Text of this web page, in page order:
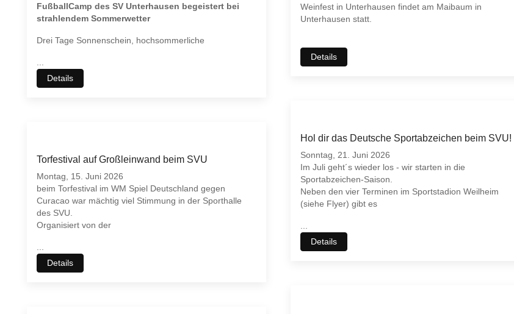
FußballCamp des SV Unterhausen begeistert bei
strahlendem Sommerwetter
Drei Tage Sonnenschein, hochsommerliche
Details
Weinfest in Unterhausen findet am Maibaum in
Unterhausen statt.
Details
Hol dir das Deutsche Sportabzeichen beim SVU!
Sonntag, 21. Juni 2026
Im Juli geht´s wieder los - wir starten in die
Sportabzeichen-Saison.
Neben den vier Terminen im Sportstadion Weilheim
(siehe Flyer) gibt es
Details
Torfestival auf Großleinwand beim SVU
Montag, 15. Juni 2026
beim Torfestival im WM Spiel Deutschland gegen
Curacao war mächtig viel Stimmung in der Sporthalle
des SVU.
Organisiert von der
Details